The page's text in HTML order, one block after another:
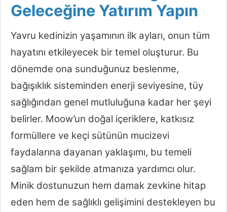
Geleceğine Yatırım Yapın
Yavru kedinizin yaşamının ilk ayları, onun tüm
hayatını etkileyecek bir temel oluşturur. Bu
dönemde ona sunduğunuz beslenme,
bağışıklık sisteminden enerji seviyesine, tüy
sağlığından genel mutluluğuna kadar her şeyi
belirler. Moow’un doğal içeriklere, katkısız
formüllere ve keçi sütünün mucizevi
faydalarına dayanan yaklaşımı, bu temeli
sağlam bir şekilde atmanıza yardımcı olur.
Minik dostunuzun hem damak zevkine hitap
eden hem de sağlıklı gelişimini destekleyen bu